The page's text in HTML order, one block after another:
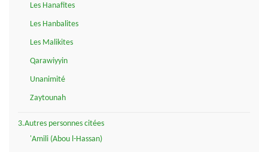
Les Hanafites
Les Hanbalites
Les Malikites
Qarawiyyin
Unanimité
Zaytounah
3.Autres personnes citées
'Amili (Abou l-Hassan)